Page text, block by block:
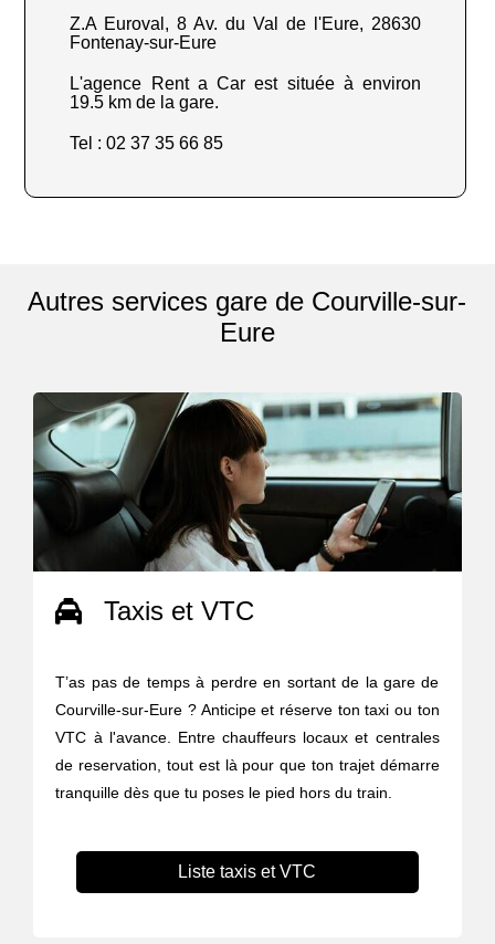
Z.A Euroval, 8 Av. du Val de l'Eure, 28630
Fontenay-sur-Eure
L'agence Rent a Car est située à environ
19.5 km de la gare.
Tel : 02 37 35 66 85
Autres services gare de Courville-sur-
Eure
Taxis et VTC
T’as pas de temps à perdre en sortant de la gare de
Courville-sur-Eure ? Anticipe et réserve ton taxi ou ton
VTC à l'avance. Entre chauffeurs locaux et centrales
de reservation, tout est là pour que ton trajet démarre
tranquille dès que tu poses le pied hors du train.
Liste taxis et VTC